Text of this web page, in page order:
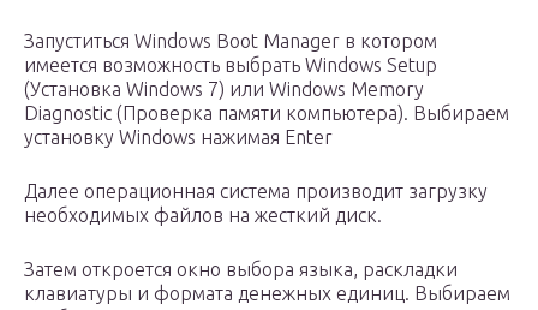
Запуститься Windows Boot Manager в котором
имеется возможность выбрать Windows Setup
(Установка Windows 7) или Windows Memory
Diagnostic (Проверка памяти компьютера). Выбираем
установку Windows нажимая Enter
Далее операционная система производит загрузку
необходимых файлов на жесткий диск.
Затем откроется окно выбора языка, раскладки
клавиатуры и формата денежных единиц. Выбираем